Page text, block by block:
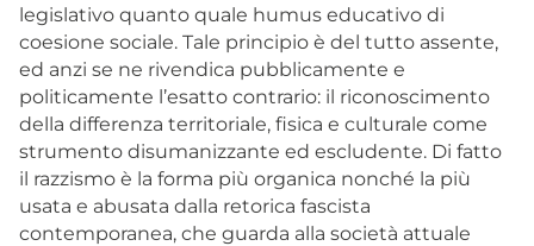
legislativo quanto quale humus educativo di
coesione sociale. Tale principio è del tutto assente,
ed anzi se ne rivendica pubblicamente e
politicamente l’esatto contrario: il riconoscimento
della differenza territoriale, fisica e culturale come
strumento disumanizzante ed escludente. Di fatto
il razzismo è la forma più organica nonché la più
usata e abusata dalla retorica fascista
contemporanea, che guarda alla società attuale